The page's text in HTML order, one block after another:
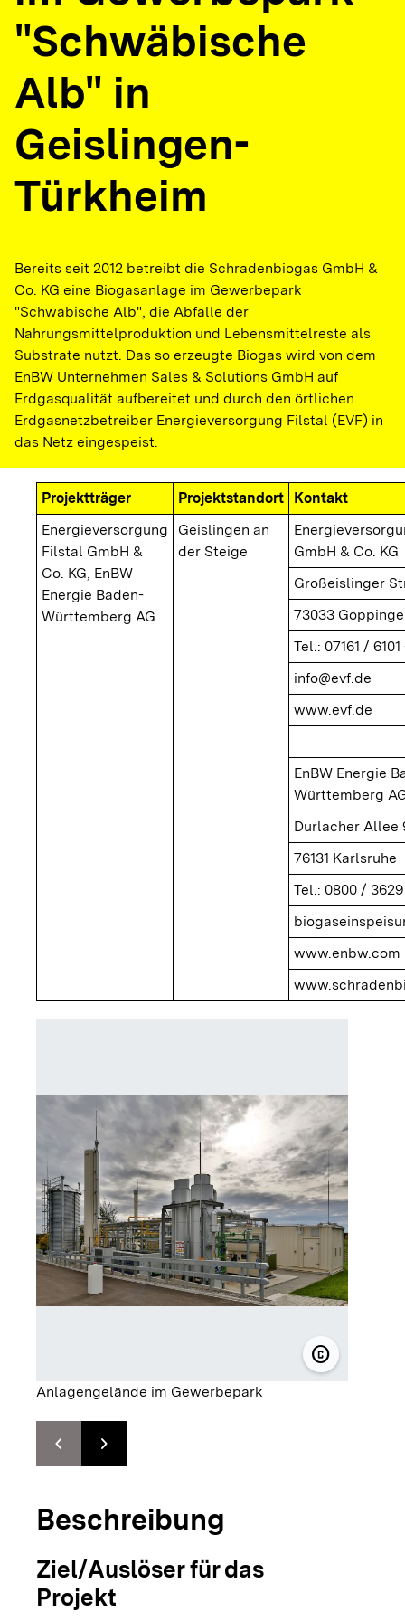
"Schwäbische
Alb" in
Geislingen-
Türkheim
Bereits seit 2012 betreibt die Schradenbiogas GmbH &
Co. KG eine Biogasanlage im Gewerbepark
"Schwäbische Alb", die Abfälle der
Nahrungsmittelproduktion und Lebensmittelreste als
Substrate nutzt. Das so erzeugte Biogas wird von dem
EnBW Unternehmen Sales & Solutions GmbH auf
Erdgasqualität aufbereitet und durch den örtlichen
Erdgasnetzbetreiber Energieversorgung Filstal (EVF) in
das Netz eingespeist.
Projektträger Projektstandort
Kontakt
Energieversorgung
Filstal GmbH &
Co. KG, EnBW
Energie Baden-
Württemberg AG
Geislingen an
der Steige
GmbH & Co. KG
Großeislinger
73033
Tel.: 07161 / 6101
info@evf.de
www.evf.de
EnBW Energie
Württemberg
Durlacher Allee
76131 Karlsruhe
Tel.: 0800 /
www.enbw.com
copyright
©
Anlagengelände im Gewerbepark
chevron_leftZur vorhergehenden Folie springen
chevron_rightZur nächsten Folie springen
Beschreibung
Ziel/Auslöser für das
Projekt